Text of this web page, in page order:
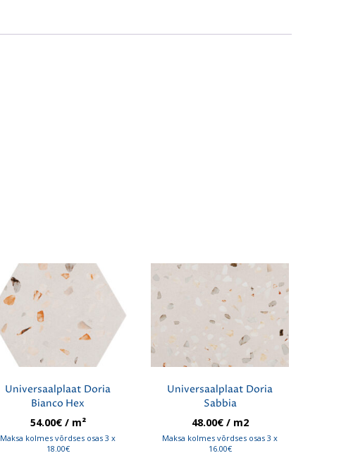
Universaalplaat Doria
Bianco Hex
54.00€/ m²
Maksa kolmes võrdses osas 3 x
18.00€
Universaalplaat Doria
Sabbia
48.00€/ m2
Maksa kolmes võrdses osas 3 x
16.00€